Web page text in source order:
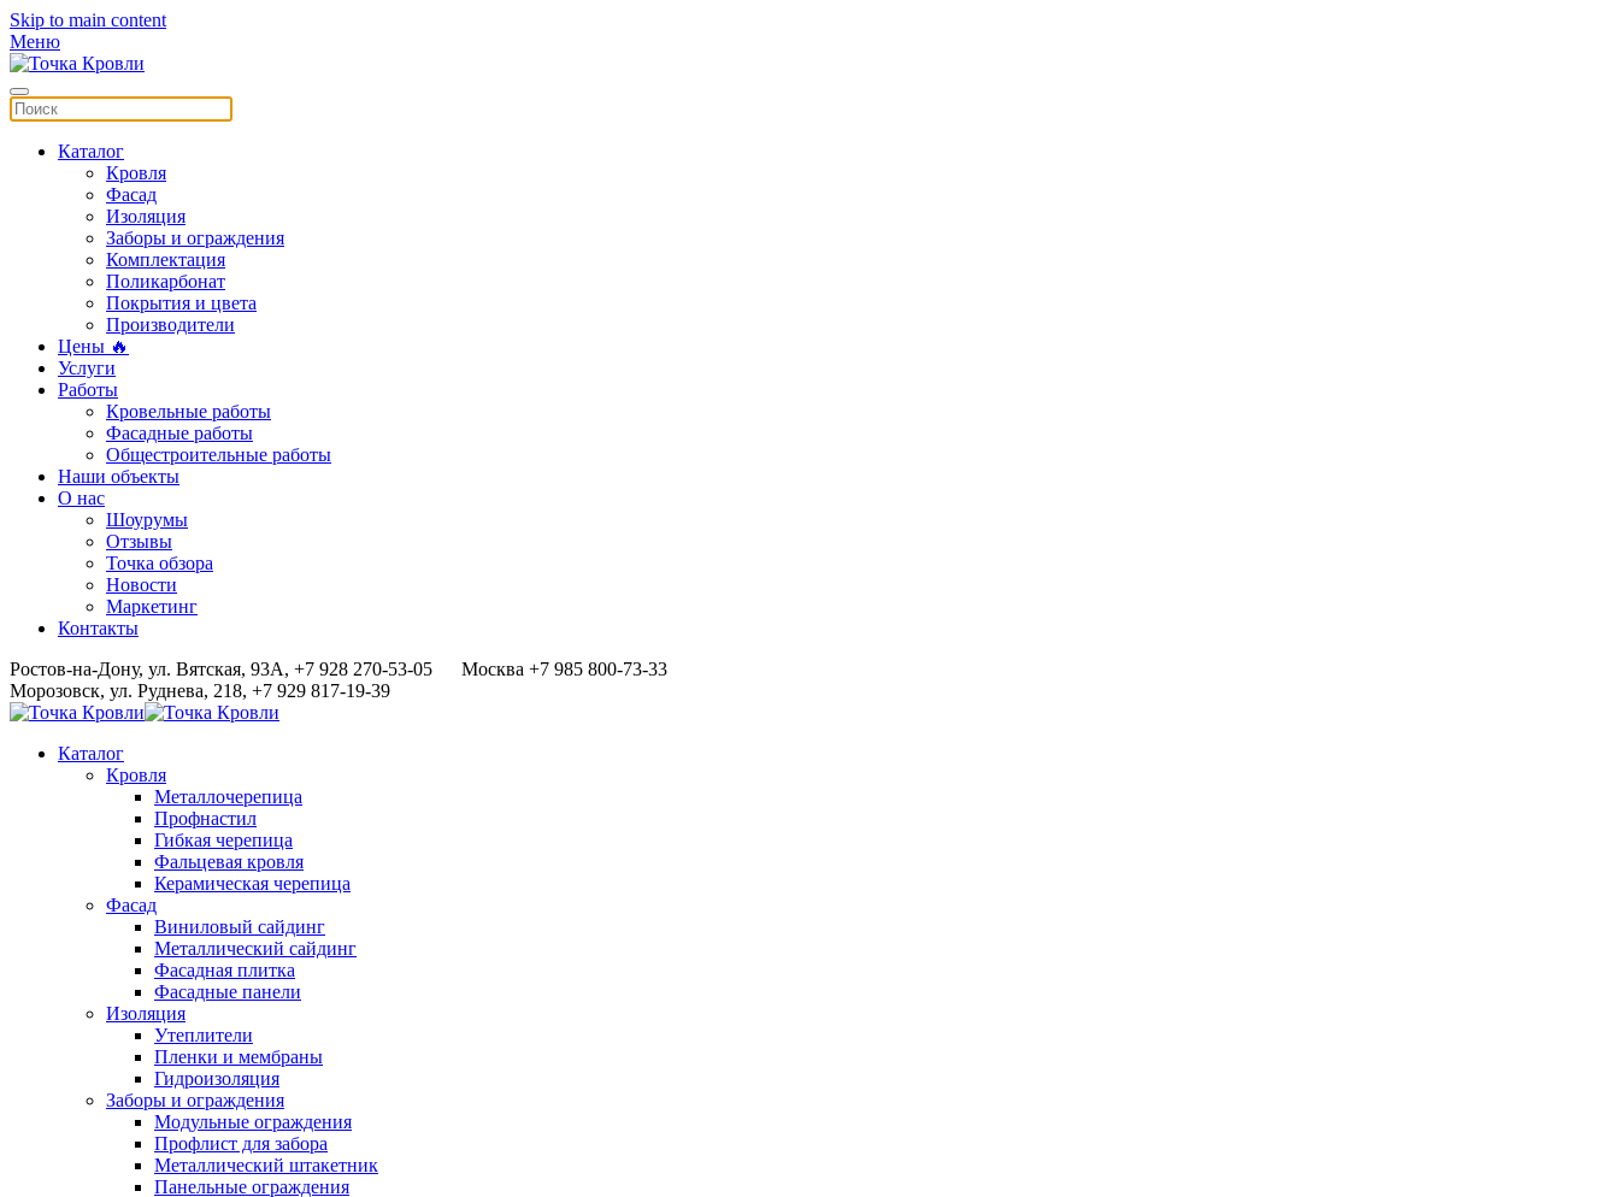
Skip to main content
Меню
Каталог
Кровля
Фасад
Изоляция
Заборы и ограждения
Комплектация
Поликарбонат
Покрытия и цвета
Производители
Цены 🔥
Услуги
Работы
Кровельные работы
Фасадные работы
Общестроительные работы
Наши объекты
О нас
Шоурумы
Отзывы
Точка обзора
Новости
Маркетинг
Контакты
Ростов-на-Дону, ул. Вятская, 93А, +7 928 270-53-05 Москва +7 985 800-73-33
Морозовск, ул. Руднева, 218, +7 929 817-19-39
Каталог
Кровля
Металлочерепица
Профнастил
Гибкая черепица
Фальцевая кровля
Керамическая черепица
Фасад
Виниловый сайдинг
Металлический сайдинг
Фасадная плитка
Фасадные панели
Изоляция
Утеплители
Пленки и мембраны
Гидроизоляция
Заборы и ограждения
Модульные ограждения
Профлист для забора
Металлический штакетник
Панельные ограждения